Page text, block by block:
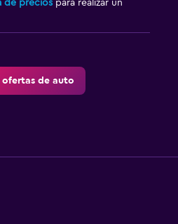
de precios para realizar un
ofertas de auto